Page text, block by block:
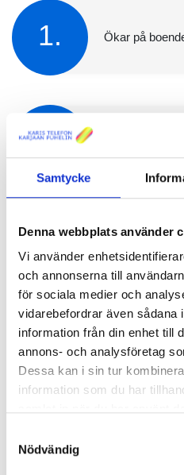
Samtycke
Denna webbplats använder
Vi använder
och annonserna till
för sociala medier och
vidarebefordrar även sådana
information från din enhet till
annons- och analysföretag
Dessa kan i sin tur
information som du har
Nödvändig
1. Ökar på
2.
Uppfyller
3.
närmast
4.
Enkelt, snabbt
hela bolaget.
5.
Invånaren